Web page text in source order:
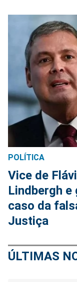
POLÍTICA
Vice de
Lindbergh e
caso da
Justiça
ÚLTIMAS